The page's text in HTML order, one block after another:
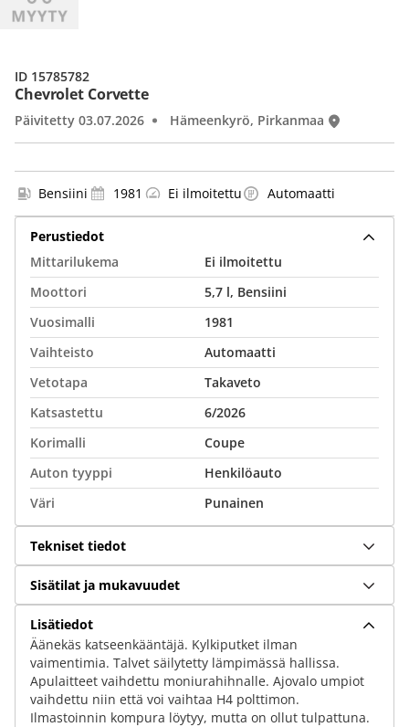
Chevrolet Corvette
Päivitetty 03.07.2026 Hämeenkyrö, Pirkanmaa
ID 15785782
Bensiini 1981 Ei ilmoitettu Automaatti
Perustiedot
Mittarilukema
Ei ilmoitettu
Moottori
5,7 l, Bensiini
Vuosimalli
1981
Vaihteisto
Automaatti
Vetotapa
Takaveto
Katsastettu
6/2026
Korimalli
Coupe
Auton tyyppi
Henkilöauto
Väri
Punainen
Tekniset tiedot
Sisätilat ja mukavuudet
Lisätiedot
Äänekäs katseenkääntäjä. Kylkiputket ilman
vaimentimia. Talvet säilytetty lämpimässä hallissa.
Apulaitteet vaihdettu moniurahihnalle. Ajovalo umpiot
vaihdettu niin että voi vaihtaa H4 polttimon.
Ilmastoinnin kompura löytyy, mutta on ollut tulpattuna.